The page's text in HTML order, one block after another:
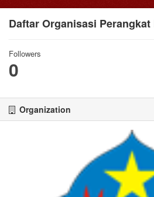
Daftar Organisasi Perangkat
Followers
0
Organization